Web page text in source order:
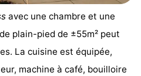
avec une chambre et une
plain-pied de ±55m² peut
La cuisine est équipée,
machine à café, bouilloire